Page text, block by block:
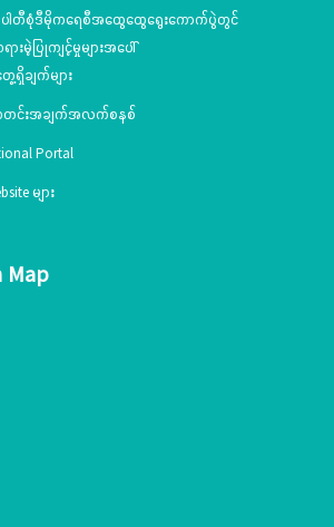
ပါတီစုံဒီမိုကရေစီအထွေထွေရွေးကောက်ပွဲတွင်
းမဲ့ပြုကျင့်မှုများအပေါ်
ရှိချက်များ
သတင်းအချက်အလက်စနစ်
Portal
များ
Map